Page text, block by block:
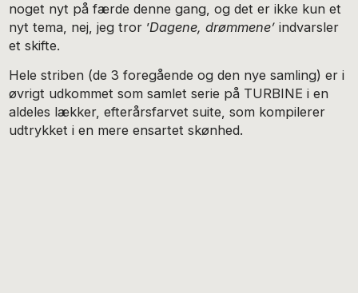
noget nyt på færde denne gang, og det er ikke kun et
nyt tema, nej, jeg tror ’Dagene, drømmene’ indvarsler
et skifte.
Hele striben (de 3 foregående og den nye samling) er i
øvrigt udkommet som samlet serie på TURBINE i en
aldeles lækker, efterårsfarvet suite, som kompilerer
udtrykket i en mere ensartet skønhed.